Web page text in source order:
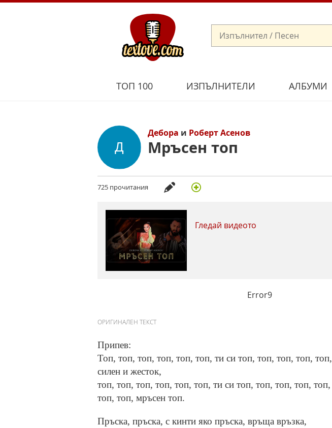
ТОП 100 ИЗПЪЛНИТЕЛИ АЛБУМИ
Дебора и Роберт Асенов
Мръсен топ
725 прочитания
Гледай видеото
Error9
ОРИГИНАЛЕН ТЕКСТ
Припев:
Топ, топ, топ, топ, топ, топ, ти си топ, топ, топ, топ, топ,
силен и жесток,
топ, топ, топ, топ, топ, топ, ти си топ, топ, топ, топ, топ,
топ, топ, мръсен топ.
Пръска, пръска, с кинти яко пръска, връща връзка,